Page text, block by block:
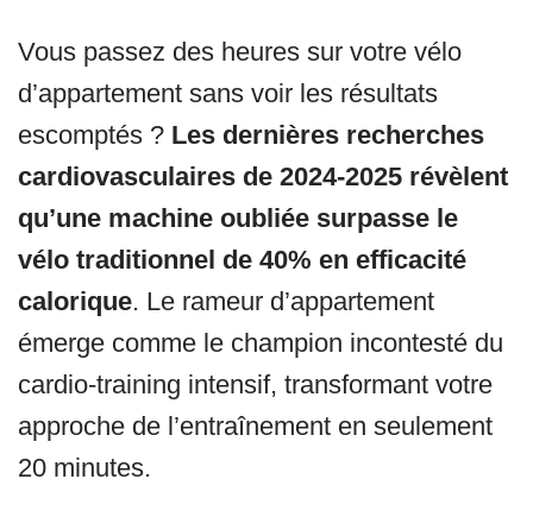
Vous passez des heures sur votre vélo
d’appartement sans voir les résultats
escomptés ? Les dernières recherches
cardiovasculaires de 2024-2025 révèlent
qu’une machine oubliée surpasse le
vélo traditionnel de 40% en efficacité
calorique. Le rameur d’appartement
émerge comme le champion incontesté du
cardio-training intensif, transformant votre
approche de l’entraînement en seulement
20 minutes.